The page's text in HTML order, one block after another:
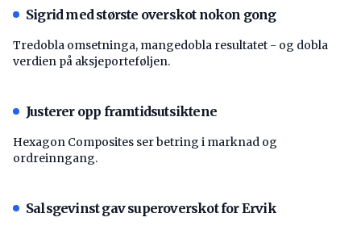
Sigrid med største overskot nokon gong
Tredobla omsetninga, mangedobla resultatet - og dobla
verdien på aksjeporteføljen.
Justerer opp framtidsutsiktene
Hexagon Composites ser betring i marknad og
ordreinngang.
Salsgevinst gav superoverskot for Ervik